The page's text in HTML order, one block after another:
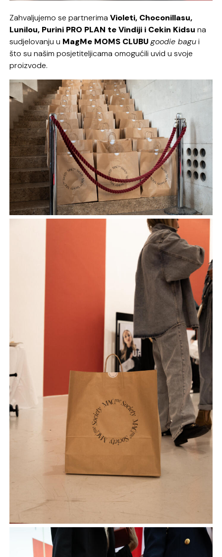
Zahvaljujemo se partnerimaVioleti, Choconillasu,
Lunilou, Purini PRO PLAN te Vindiji i Cekin Kidsu na
sudjelovanju u MagMe MOMS CLUBUgoodie bagui
što su našim posjetiteljicama omogućili uvid u svoje
proizvode.